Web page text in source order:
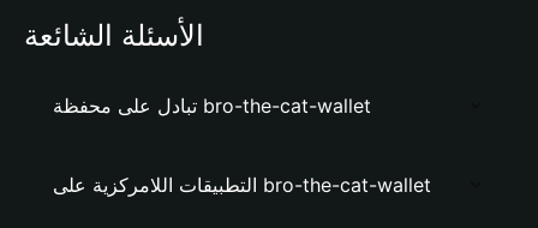
الأسئلة الشائعة
تبادل على محفظة bro-the-cat-wallet
التطبيقات اللامركزية على bro-the-cat-wallet